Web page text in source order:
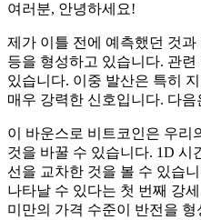
여러분, 안녕하세요!
제가 이틀 전에 예측했던 것
등을 형성하고 있습니다. 관
있습니다. 이중 발산은 특히
매우 강력한 신호입니다. 다음
이 바운스로 비트코인은 우리
것을 바꿀 수 있습니다. 1D
선을 교차한 것을 볼 수 있습
나타날 수 있다는 첫 번째 강
미만의 가격 수준이 반전을